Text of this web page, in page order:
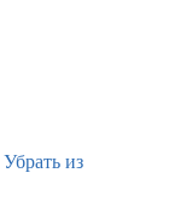
Убрать из